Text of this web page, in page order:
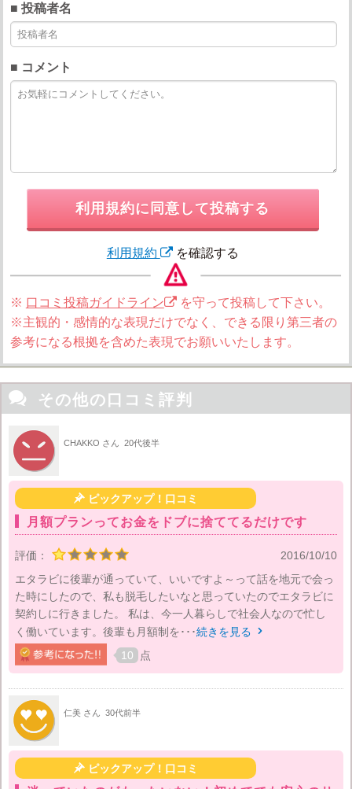
■ 投稿者名
■ コメント
利用規約に同意して投稿する
利用規約 を確認する
※ 口コミ投稿ガイドライン
を守って投稿して下さい。
※主観的・感情的な表現だけでなく、できる限り第三者の
参考になる根拠を含めた表現でお願いいたします。
 その他の口コミ評判
CHAKKO さん 20代後半
ピックアップ！口コミ
月額プランってお金をドブに捨ててるだけです
評価：
2016/10/10
エタラビに後輩が通っていて、いいですよ～って話を地元で会っ
た時にしたので、私も脱毛したいなと思っていたのでエタラビに
契約しに行きました。 私は、今一人暮らしで社会人なので忙し
く働いています。後輩も月額制を･･･続きを見る 
10 点
仁美 さん 30代前半
ピックアップ！口コミ